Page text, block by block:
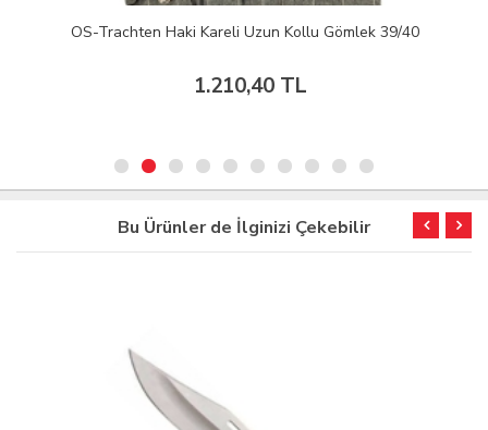
OS-Trachten Haki Kareli Uzun Kollu Gömlek 39/40
1.210,40 TL
Bu Ürünler de İlginizi Çekebilir